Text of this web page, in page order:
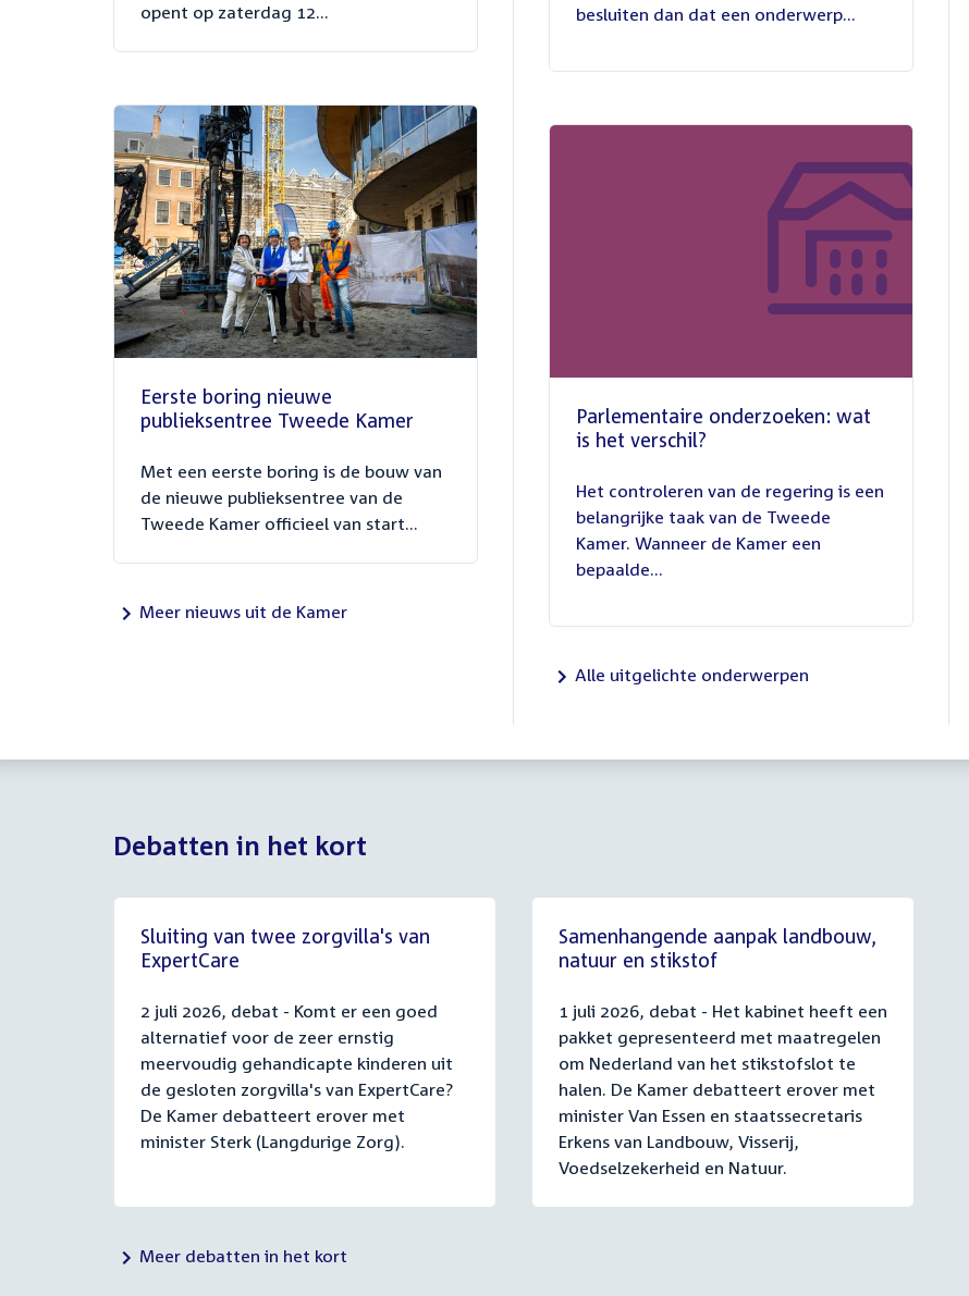
opent op zaterdag 12...
Eerste boring nieuwe
publieksentree Tweede Kamer
Met een eerste boring is de bouw van
de nieuwe publieksentree van de
Tweede Kamer officieel van start...
Meer nieuws uit de Kamer
besluiten dan dat een onderwerp...
Parlementaire onderzoeken: wat
is het verschil?
juli
2026
Het controleren van de regering is een
belangrijke taak van de Tweede
Kamer. Wanneer de Kamer een
bepaalde...
Alle uitgelichte onderwerpen
Debatten in het kort
Sluiting van twee zorgvilla's van
ExpertCare
2 juli 2026, debat - Komt er een goed
alternatief voor de zeer ernstig
meervoudig gehandicapte kinderen uit
de gesloten zorgvilla's van ExpertCare?
De Kamer debatteert erover met
minister Sterk (Langdurige Zorg).
Samenhangende aanpak landbouw,
natuur en stikstof
1 juli 2026, debat - Het kabinet heeft een
pakket gepresenteerd met maatregelen
om Nederland van het stikstofslot te
halen. De Kamer debatteert erover met
minister Van Essen en staatssecretaris
Erkens van Landbouw, Visserij,
Voedselzekerheid en Natuur.
Meer debatten in het kort